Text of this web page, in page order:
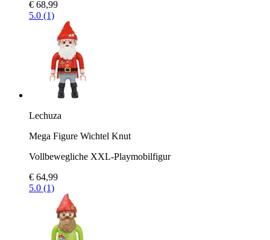
€ 68,99
5.0 (1)
Lechuza
Mega Figure Wichtel Knut
Vollbewegliche XXL-Playmobilfigur
€ 64,99
5.0 (1)